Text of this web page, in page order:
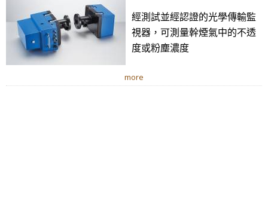
經測試並經認證的光學傳輸監
視器，可測量幹煙氣中的不透
度或粉塵濃度
more